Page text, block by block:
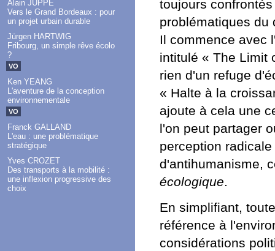
Alain JUPPÉ
Vers le Grand Bordeaux : pour
un projet urbain durable
Jürgen HARTWIG
Fribourg, un simple rêve écolo
?
VO
Ken YEANG
L'aventure de la conception
environnementale
VO
Franck GALLAND
L'eau : une problématique
stratégique
Yves CROZET
Des transports à la mobilité :
une inflexion progressive des
choix
toujours
problématiques du
Il commence avec
intitulé « The Limit
rien d'un refuge
« Halte à la
ajoute à cela une
l'on peut partager
perception
d'antihumanisme,
écologique.
En simplifiant,
référence à
considérations